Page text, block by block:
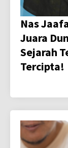
Nas
Juara
Sejarah
Tercipta!